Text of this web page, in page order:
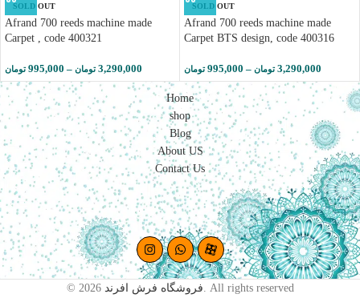
SOLD OUT
Afrand 700 reeds machine made
Carpet , code 400321
995,000 تومان – 3,290,000 تومان
SOLD OUT
Afrand 700 reeds machine made
Carpet BTS design, code 400316
995,000 تومان – 3,290,000 تومان
Home
shop
Blog
About US
Contact Us
© 2026 فروشگاه فرش افرند . All rights reserved